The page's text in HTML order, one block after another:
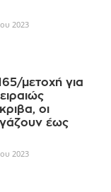
2023
μετοχή για
οι
έως
2023